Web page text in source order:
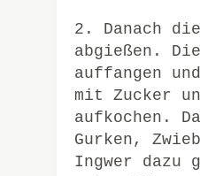
2. Danach
abgießen.
auffangen und
mit Zucker
aufkochen.
Gurken,
Ingwer dazu